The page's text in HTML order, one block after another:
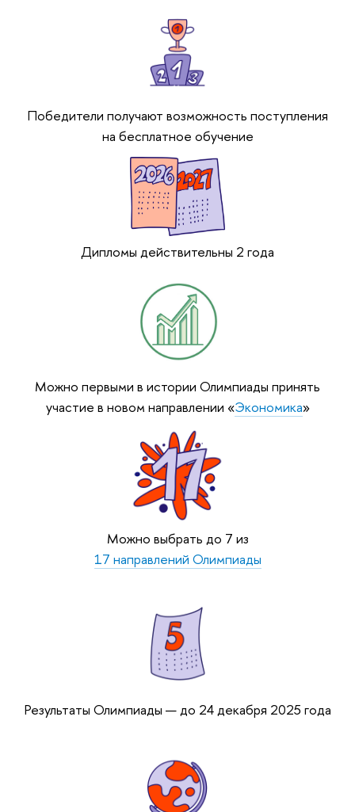
Победители получают возможность поступления
на бесплатное обучение
Дипломы действительны 2 года
Можно первыми в истории Олимпиады принять
участие в новом направлении «Экономика»
Можно выбрать до 7 из
17 направлений Олимпиады
Результаты Олимпиады — до 24 декабря 2025 года